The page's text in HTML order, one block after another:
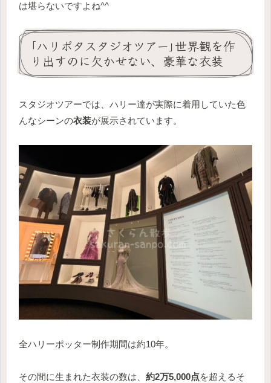
は堪らないですよね^^
｢ハリポタスタジオツアー｣世界観を作
り出すのに欠かせない、豪華な衣装
スタジオツアーでは、ハリー達が実際に着用していた色
んなシーンの衣装が展示されています。
全ハリーポッター制作期間は約10年。
その間に生まれた衣装の数は、 約2万5,000点を超えるそ